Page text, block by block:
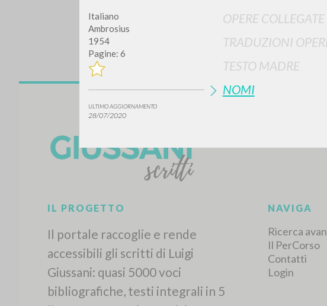
Italiano
Ambrosius
1954
Pagine: 6
ULTIMO AGGIORNAMENTO
28/07/2020
OPERE COLLEGATE
TRADUZIONI
TESTO MADRE
NOMI
IL PROGETTO
Il portale raccoglie e rende
NAVIGA